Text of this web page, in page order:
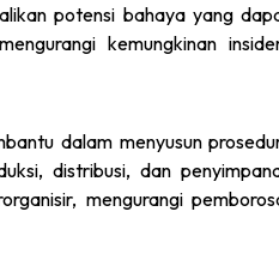
potensi bahaya yang
kemungkinan
dalam menyusun
distribusi, dan
mengurangi